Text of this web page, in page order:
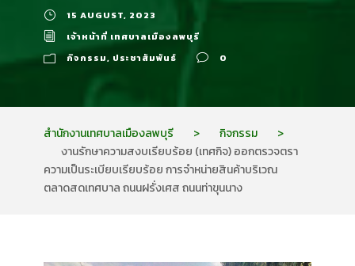
15 AUGUST, 2023
เจ้าหน้าที่ เทศบาลเมืองลพบุรี
กิจกรรม, ประชาสัมพันธ์ 0
สำนักงานเทศบาลเมืองลพบุรี > กิจกรรม
>
งานรักษาความสงบเรียบร้อย (เทศกิจ) ออกตรวจตรา
ความเป็นระเบียบเรียบร้อย การจำหน่ายสินค้าบริเวณ
ตลาดสดเทศบาล ถนนฝรั่งเศส ถนนท่าขุนนาง